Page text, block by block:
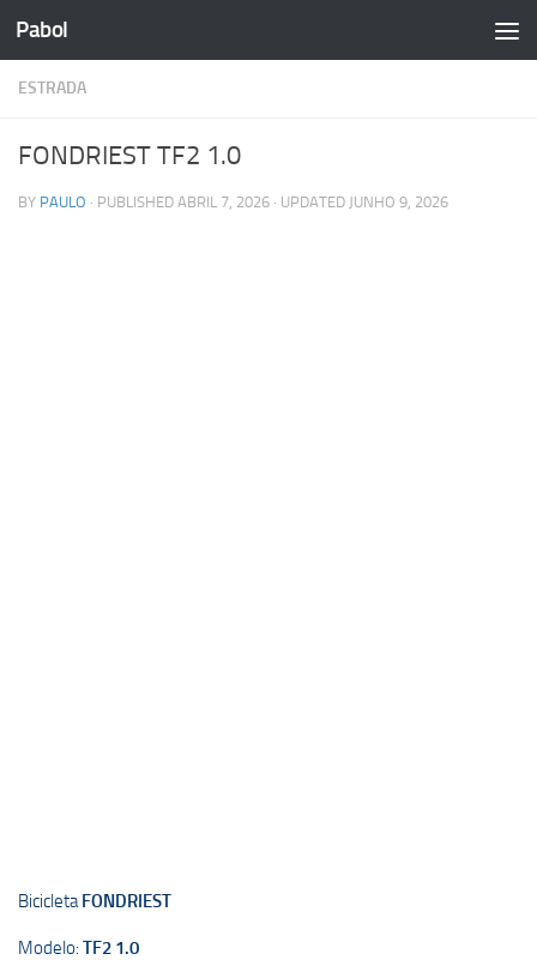
Skip to content
Pabol
ESTRADA
FONDRIEST TF2 1.0
BY PAULO · PUBLISHED ABRIL 7, 2026 · UPDATED JUNHO 9, 2026
BicicletaFONDRIEST
Modelo: TF2 1.0